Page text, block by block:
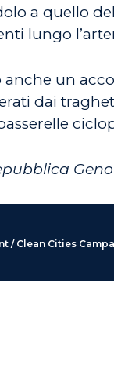
a quello
lungo
un
dai
/ Clean Cities